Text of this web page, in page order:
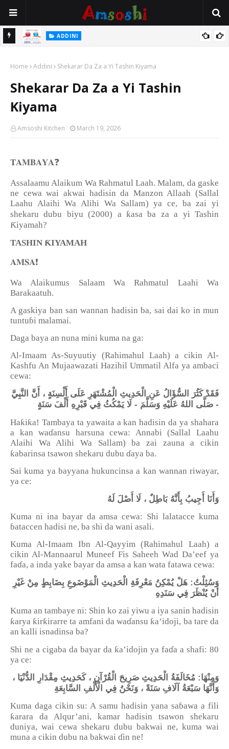
ADDINI
Home Addini Shekarar Da Za a Yi Tashin Kiyama
Shekarar Da Za a Yi Tashin
Kiyama
Amsoshi Kitchen March 19, 2026
𝐓𝐀𝐌𝐁𝐀𝐘𝐀❓
Assalaamu Alaikum Wa Rahmatul Laah. Malam, da gaske
ne cewa wai akwai hadisin da Manzon Allaah (Sallal
Laahu Alaihi Wa Alihi Wa Sallam) ya ce, ba zai yi
shekaru dubu biyu (2000) a ƙasa ba za a yi Tashin
Ƙiyamah?
TASHIN ƘIYAMAH
𝐀𝐌𝐒𝐀❗️
Wa Alaikumus Salaam Wa Rahmatul Laahi Wa
Barakaatuh.
A gaskiya ban san wannan hadisin ba, sai dai ko in mun
tuntuɓi malamai.
Daga baya an nuna mini kuma na ga:
Al-Imaam As-Suyuutiy (Rahimahul Laah) a cikin Al-
Kashfu An Mujaawazati Hazihil Ummatil Alfa ya ambaci
cewa:
فَقَدْ كَثُرَ السُّؤَالُ عَنِ الْحَدِيثِ الْمُشْتَهَرِ عَلَى أَلْسِنَةٍ ، أَنَّ النَّبِيَّ
- صَلَّى اللهُ عَلَيْهِ وَسَلَّمَ - لَا يَمْكُثُ فِي قَبْرِهِ أَلْفَ سَنَةٍ
Haƙiƙa! Tambaya ta yawaita a kan hadisin da ya shahara
a kan waɗansu harsuna cewa: Annabi (Sallal Laahu
Alaihi Wa Alihi Wa Sallam) ba zai zauna a cikin
ƙabarinsa tsawon shekaru dubu ɗaya ba.
Sai kuma ya bayyana hukuncinsa a kan wannan riwayar,
ya ce:
وَأَنَا أَجِيبُ بِأَنَّهُ بَاطِلٌ ، لَا أَصْلَ لَهُ
Kuma ni ina bayar da amsa cewa: Shi lalatacce kuma
ɓataccen hadisi ne, ba shi da wani asali.
Kuma Al-Imaam Ibn Al-Qayyim (Rahimahul Laah) a
cikin Al-Mannaarul Muneef Fis Saheeh Wad Da’eef ya
faɗa, a inda yake bayar da amsa a kan wata fatawa cewa:
وَسُئِلْتُ: هَلْ يُمْكِنُ مَعْرِفَةِ الْحَدِيثِ الْمَوْضَوعِ بِضَابِطٍ مِنْ غَيْرِ
أَنْ يُنْظَرَ فِي سَنَدِهِ
Kuma an tambaye ni: Shin ko zai yiwu a iya sanin hadisin
ƙaryaƙirƙirarre ta amfani da waɗansuƙa’idoji, ba tare da
an kalli isnadinsa ba?
Shi ne a cigaba da bayar da ƙa’idojin ya faɗa a shafi: 80
ya ce:
وَمِنْهَا: مُخَالَفَةُ الْحَدِيثِ صَرِيحَ الْقُرْآنِ ، كَحَدِيثِ مِقْدَارِ الدُّنْيَا ،
وَأَنَّهَا سَبْعَةُ آلَافِ سَنَةً ، وَنَحْنُ فِي الْأَلْفِ السَّابِعَةِ
Kuma daga cikin su: A samu hadisin yana saɓawa a fili
ƙarara da Alqur’ani, kamar hadisin tsawon shekaru
duniya, wai cewa shekaru dubu bakwai ne, kuma wai
muna a cikin dubu na bakwai ɗin ne!